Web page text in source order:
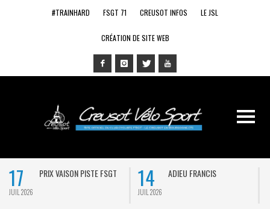
#TRAINHARD FSGT 71 CREUSOT INFOS LE JSL
CRÉATION DE SITE WEB
17
JUIL 2026
PRIX VAISON PISTE FSGT 14
JUIL 2026
ADIEU FRANCIS